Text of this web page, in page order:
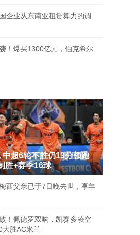
企业从东南亚租赁算力的调
！爆买1300亿元，伯克希尔
中超6轮不胜仍13分领跑
胜+赛季16球
西父亲已于7日晚去世，享年
！佩德罗双响，凯赛多凌空
胜AC米兰